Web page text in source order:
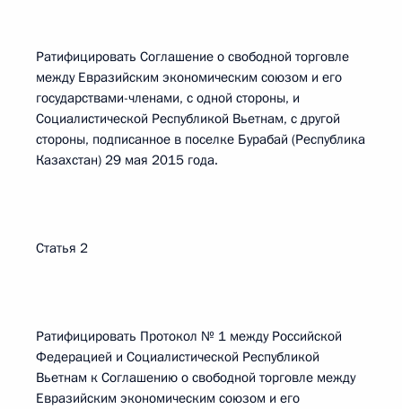
Ратифицировать Соглашение о свободной торговле
между Евразийским экономическим союзом и его
государствами-членами, с одной стороны, и
Социалистической Республикой Вьетнам, с другой
стороны, подписанное в поселке Бурабай (Республика
Казахстан) 29 мая 2015 года.
Статья 2
Ратифицировать Протокол № 1 между Российской
Федерацией и Социалистической Республикой
Вьетнам к Соглашению о свободной торговле между
Евразийским экономическим союзом и его